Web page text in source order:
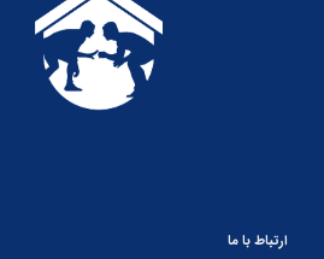
ارتباط با ما